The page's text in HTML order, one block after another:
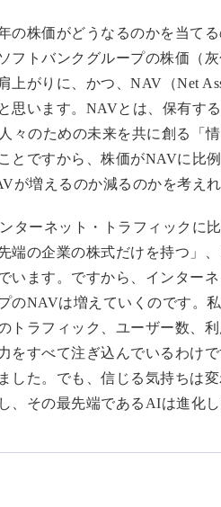
の株価がどうなるのかを当て
トバンクグループの株価（
がりに、かつ、NAV（Net
思います。NAVとは、保有す
々のための未来を共に創る「
とですから、株価がNAVに比
増えるのか減るのかを考えれ
ターネット・トラフィックに
端の企業の株式だけを持つ」
います。ですから、インター
NAVは増えていくのです。
トラフィック、ユーザー数、
をすべて注ぎ込んでいるわけ
した。でも、信じる気持ちは
その最先端であるAIは進化し